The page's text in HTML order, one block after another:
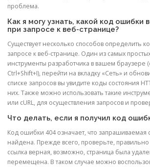
проблема.
Как я могу узнать, какой код ошибки
при запросе к веб-странице?
Существует несколько способов определить
запросе к веб-странице. Один из самых
инструменты разработчика в вашем браузере
Ctrl+Shift+I), перейти на вкладку «Сеть» и
списке запросов вы увидите коды состояния
них. Также можно использовать такие
или cURL, для осуществления запросов и
Что делать, если я получил код
Код ошибки 404 означает, что запрашиваемая
найдена. Прежде всего, проверьте, правильно
ссылка верная, возможно, страница была
перемещена. В таком случае можно